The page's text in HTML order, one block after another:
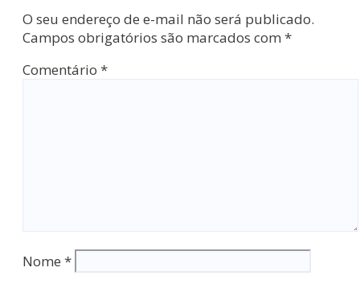
O seu endereço de e-mail não será publicado.
Campos obrigatórios são marcados com *
Comentário *
Nome *